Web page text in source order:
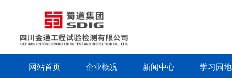
网站首页 企业概况 新闻中心 学习园地